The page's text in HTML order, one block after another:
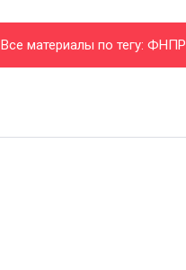
Все материалы по тегу: ФНПР